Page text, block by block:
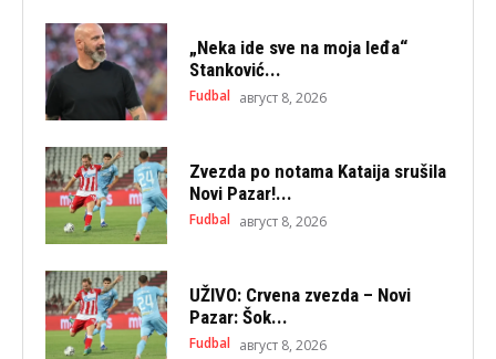
„Neka ide sve na moja leđa“
Stanković...
Fudbal август 8, 2026
Zvezda po notama Kataija srušila
Novi Pazar!...
Fudbal август 8, 2026
UŽIVO: Crvena zvezda – Novi
Pazar: Šok...
Fudbal август 8, 2026